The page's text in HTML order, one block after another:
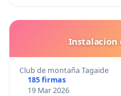
Instalacion
Club de montaña Tagaide
185 firmas
19 Mar 2026